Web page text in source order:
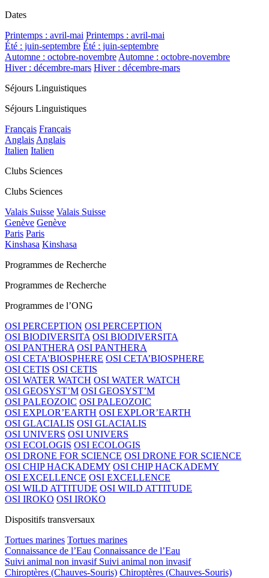
Dates
Printemps : avril-mai Printemps : avril-mai
Été : juin-septembre Été : juin-septembre
Automne : octobre-novembre Automne : octobre-novembre
Hiver : décembre-mars Hiver : décembre-mars
Séjours Linguistiques
Séjours Linguistiques
Français Français
Anglais Anglais
Italien Italien
Clubs Sciences
Clubs Sciences
Valais Suisse Valais Suisse
Genève Genève
Paris Paris
Kinshasa Kinshasa
Programmes de Recherche
Programmes de Recherche
Programmes de l’ONG
OSI PERCEPTION OSI PERCEPTION
OSI BIODIVERSITA OSI BIODIVERSITA
OSI PANTHERA OSI PANTHERA
OSI CETA’BIOSPHERE OSI CETA’BIOSPHERE
OSI CETIS OSI CETIS
OSI WATER WATCH OSI WATER WATCH
OSI GEOSYST’M OSI GEOSYST’M
OSI PALEOZOIC OSI PALEOZOIC
OSI EXPLOR’EARTH OSI EXPLOR’EARTH
OSI GLACIALIS OSI GLACIALIS
OSI UNIVERS OSI UNIVERS
OSI ECOLOGIS OSI ECOLOGIS
OSI DRONE FOR SCIENCE OSI DRONE FOR SCIENCE
OSI CHIP HACKADEMY OSI CHIP HACKADEMY
OSI EXCELLENCE OSI EXCELLENCE
OSI WILD ATTITUDE OSI WILD ATTITUDE
OSI IROKO OSI IROKO
Dispositifs transversaux
Tortues marines Tortues marines
Connaissance de l’Eau Connaissance de l’Eau
Suivi animal non invasif Suivi animal non invasif
Chiroptères (Chauves-Souris) Chiroptères (Chauves-Souris)